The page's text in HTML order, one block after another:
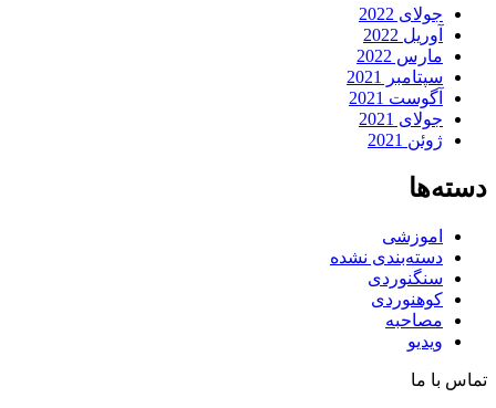
جولای 2022
آوریل 2022
مارس 2022
سپتامبر 2021
آگوست 2021
جولای 2021
ژوئن 2021
دسته‌ها
اموزشی
دسته‌بندی نشده
سنگنوردی
کوهنوردی
مصاحبه
ویدیو
تماس با ما